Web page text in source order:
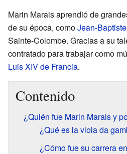
Marin Marais aprendió de
de su época, comoJean-
Sainte-Colombe. Gracias a su
contratado para trabajar como
Luis XIV de Francia.
Contenido
¿Quién fue Marin Marais y
¿Qué es la viola da
¿Cómo fue su carrera